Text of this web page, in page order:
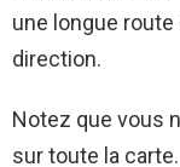
une longue route
direction.
Notez que vous
sur toute la